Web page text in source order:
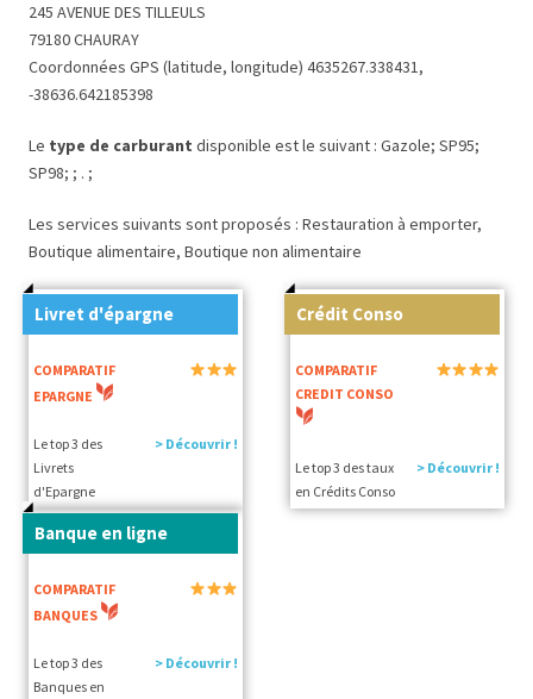
245 AVENUE DES TILLEULS
79180 CHAURAY
Coordonnées GPS (latitude, longitude) 4635267.338431,
-38636.642185398
Le type de carburant disponible est le suivant : Gazole; SP95;
SP98; ; . ;
Les services suivants sont proposés : Restauration à emporter,
Boutique alimentaire, Boutique non alimentaire
Livret d'épargne
COMPARATIF
EPARGNE
Le top 3 des
Livrets
d'Epargne
> Découvrir !
Crédit Conso
COMPARATIF
CREDIT CONSO
Le top 3 des taux
en Crédits Conso
> Découvrir !
Banque en ligne
COMPARATIF
BANQUES
Le top 3 des
Banques en
> Découvrir !